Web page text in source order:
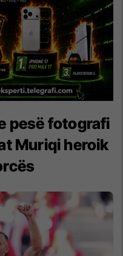
pesë fotografi
Muriqi heroik